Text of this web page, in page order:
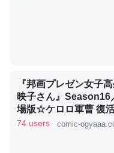
ちぼちRingも置こうか
位置情報を共有してる
これ見て生きてるなっ
─たまにLINEするくらいだ
コミュニケーションが劇
『邦画プレゼン女子
映子さん』Season16
場版☆ケロロ軍曹 復
滅亡の危機であります
74 users comic-